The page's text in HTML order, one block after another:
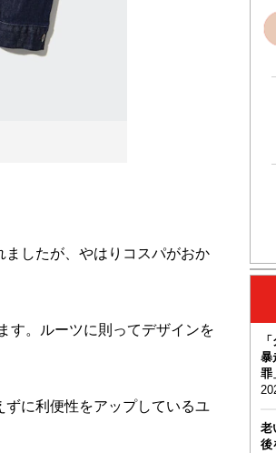
したが、やはりコスパがおか
す。ルーツに則ってデザインを
に利便性をアップしているユ
暴
罪
老
後